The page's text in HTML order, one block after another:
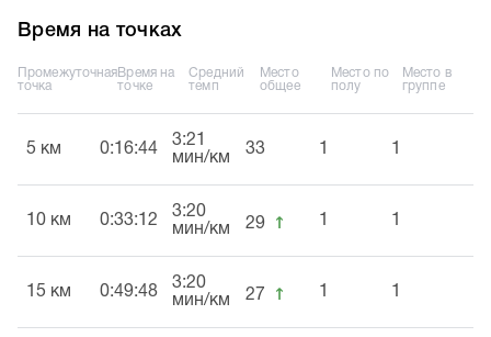
Время на точках
Промежуточная
точка
Время на
точке
Средний
темп
Место
общее
Место по
полу
Место в
группе
5 км 0:16:44
3:21
мин/км
33
10 км 0:33:12
3:20
мин/км
29 ↑
15 км 0:49:48
3:20
мин/км
27 ↑